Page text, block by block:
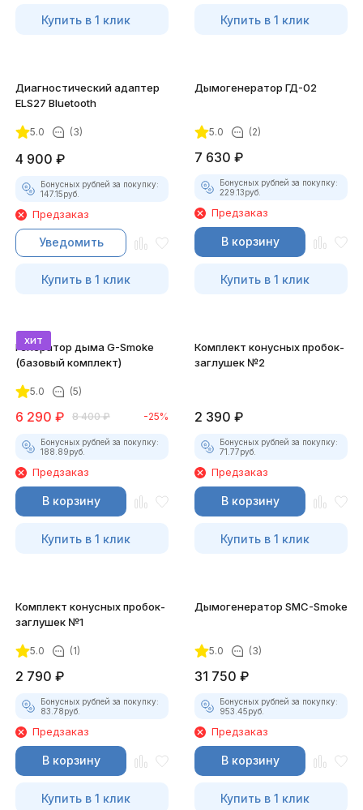
Купить в 1 клик Купить в 1 клик
Диагностический адаптер
ELS27 Bluetooth
5.0 (3)
4 900 ₽
Бонусных рублей за покупку:
147.15руб.
Предзаказ
Уведомить
Купить в 1 клик
Дымогенератор ГД-02
5.0 (2)
7 630 ₽
Бонусных рублей за покупку:
229.13руб.
Предзаказ
В корзину
Купить в 1 клик
хит
Генератор дыма G-Smoke
(базовый комплект)
5.0 (5)
6 290 ₽ 8 400 ₽ -25%
Бонусных рублей за покупку:
188.89руб.
Предзаказ
В корзину
Купить в 1 клик
Комплект конусных пробок-
заглушек №2
2 390 ₽
Бонусных рублей за покупку:
71.77руб.
Предзаказ
В корзину
Купить в 1 клик
Комплект конусных пробок-
заглушек №1
5.0 (1)
2 790 ₽
Бонусных рублей за покупку:
83.78руб.
Предзаказ
В корзину
Купить в 1 клик
Дымогенератор SMC-Smoke
5.0 (3)
31 750 ₽
Бонусных рублей за покупку:
953.45руб.
Предзаказ
В корзину
Купить в 1 клик